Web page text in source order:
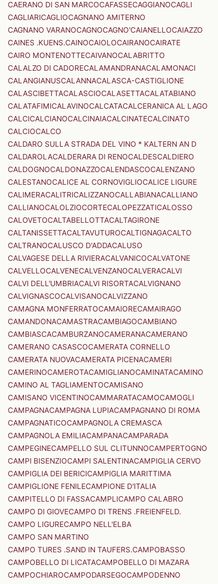
CAERANO DI SAN MARCOCAFASSECAGGIANOCAGLI
CAGLIARICAGLIOCAGNANO AMITERNO
CAGNANO VARANOCAGNOCAGNO'CAIANELLOCAIAZZO
CAINES .KUENS.CAINOCAIOLOCAIRANOCAIRATE
CAIRO MONTENOTTECAIVANOCALABRITTO
CALALZO DI CADORECALAMANDRANACALAMONACI
CALANGIANUSCALANNACALASCA-CASTIGLIONE
CALASCIBETTACALASCIOCALASETTACALATABIANO
CALATAFIMICALAVINOCALCATACALCERANICA AL LAGO
CALCICALCIANOCALCINAIACALCINATECALCINATO
CALCIOCALCO
CALDARO SULLA STRADA DEL VINO * KALTERN AN D
CALDAROLACALDERARA DI RENOCALDESCALDIERO
CALDOGNOCALDONAZZOCALENDASCOCALENZANO
CALESTANOCALICE AL CORNOVIGLIOCALICE LIGURE
CALIMERACALITRICALIZZANOCALLABIANACALLIANO
CALLIANOCALOLZIOCORTECALOPEZZATICALOSSO
CALOVETOCALTABELLOTTACALTAGIRONE
CALTANISSETTACALTAVUTUROCALTIGNAGACALTO
CALTRANOCALUSCO D'ADDACALUSO
CALVAGESE DELLA RIVIERACALVANICOCALVATONE
CALVELLOCALVENECALVENZANOCALVERACALVI
CALVI DELL'UMBRIACALVI RISORTACALVIGNANO
CALVIGNASCOCALVISANOCALVIZZANO
CAMAGNA MONFERRATOCAMAIORECAMAIRAGO
CAMANDONACAMASTRACAMBIAGOCAMBIANO
CAMBIASCACAMBURZANOCAMERANACAMERANO
CAMERANO CASASCOCAMERATA CORNELLO
CAMERATA NUOVACAMERATA PICENACAMERI
CAMERINOCAMEROTACAMIGLIANOCAMINATACAMINO
CAMINO AL TAGLIAMENTOCAMISANO
CAMISANO VICENTINOCAMMARATACAMOCAMOGLI
CAMPAGNACAMPAGNA LUPIACAMPAGNANO DI ROMA
CAMPAGNATICOCAMPAGNOLA CREMASCA
CAMPAGNOLA EMILIACAMPANACAMPARADA
CAMPEGINECAMPELLO SUL CLITUNNOCAMPERTOGNO
CAMPI BISENZIOCAMPI SALENTINACAMPIGLIA CERVO
CAMPIGLIA DEI BERICICAMPIGLIA MARITTIMA
CAMPIGLIONE FENILECAMPIONE D'ITALIA
CAMPITELLO DI FASSACAMPLICAMPO CALABRO
CAMPO DI GIOVECAMPO DI TRENS .FREIENFELD.
CAMPO LIGURECAMPO NELL'ELBA
CAMPO SAN MARTINO
CAMPO TURES .SAND IN TAUFERS.CAMPOBASSO
CAMPOBELLO DI LICATACAMPOBELLO DI MAZARA
CAMPOCHIAROCAMPODARSEGOCAMPODENNO